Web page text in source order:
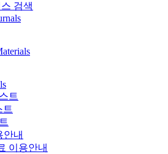
검색
트
트
안내
이용안내